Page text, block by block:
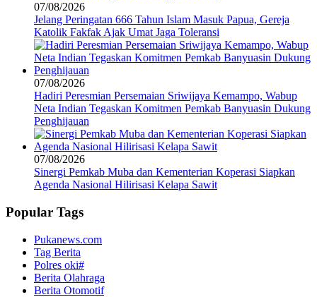
07/08/2026
Jelang Peringatan 666 Tahun Islam Masuk Papua, Gereja
Katolik Fakfak Ajak Umat Jaga Toleransi
07/08/2026
Hadiri Peresmian Persemaian Sriwijaya Kemampo, Wabup
Neta Indian Tegaskan Komitmen Pemkab Banyuasin Dukung
Penghijauan
07/08/2026
Sinergi Pemkab Muba dan Kementerian Koperasi Siapkan
Agenda Nasional Hilirisasi Kelapa Sawit
Popular Tags
Pukanews.com
Tag Berita
Polres oki#
Berita Olahraga
Berita Otomotif